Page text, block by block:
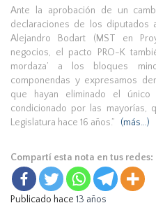
Ante la aprobación de un
declaraciones de los
Alejandro Bodart (MST en
negocios, el pacto PRO-K
mordaza’ a los bloques
componendas y expresamos
que hayan eliminado el
condicionado por las
Legislatura hace 16 años.”
(más…)
Compartí esta nota en tus redes:
Publicado hace 13 años